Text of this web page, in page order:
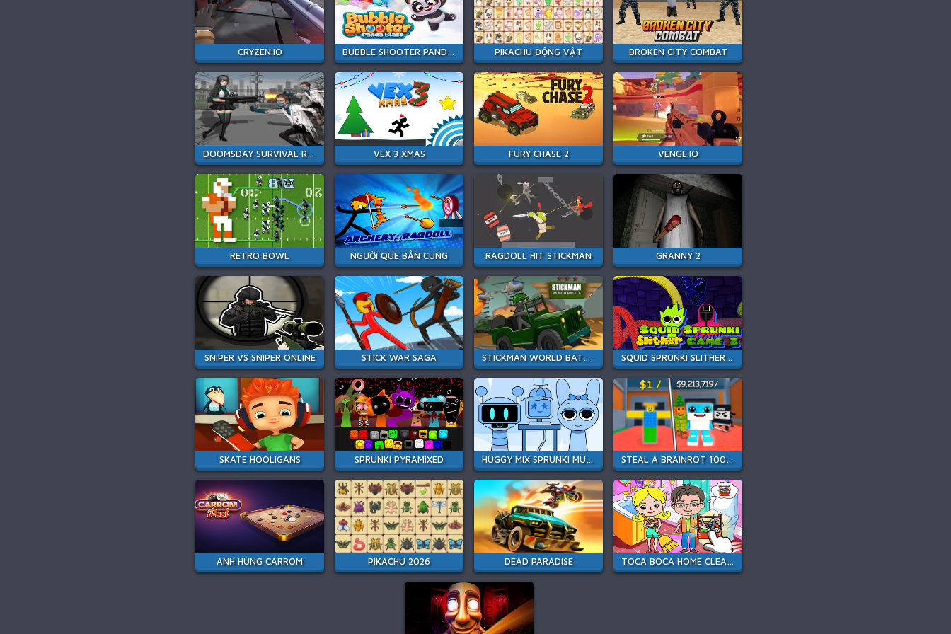
CRYZEN.IO BUBBLE SHOOTER PANDA BLAST PIKACHU ĐỘNG VẬT BROKEN CITY COMBAT
DOOMSDAY SURVIVAL RPG SHOOTER VEX 3 XMAS FURY CHASE 2 VENGE.IO
RETRO BOWL NGƯỜI QUE BẮN CUNG RAGDOLL HIT STICKMAN GRANNY 2
SNIPER VS SNIPER ONLINE STICK WAR SAGA STICKMAN WORLD BATTLE SQUID SPRUNKI SLITHER GAME 2
SKATE HOOLIGANS SPRUNKI PYRAMIXED HUGGY MIX SPRUNKI MUSIC BOX STEAL A BRAINROT 100% ORIGINAL
ANH HÙNG CARROM PIKACHU 2026 DEAD PARADISE TOCA BOCA HOME CLEAN UP DESIGN